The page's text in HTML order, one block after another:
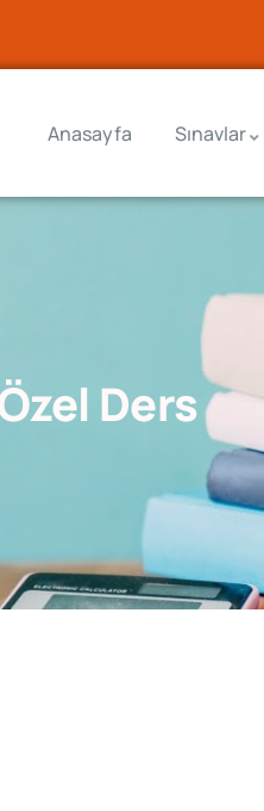
Anasayfa Sınavlar
Ders